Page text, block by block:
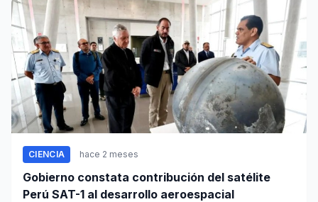
CIENCIA hace 2 meses
Gobierno constata contribución del satélite
Perú SAT-1 al desarrollo aeroespacial